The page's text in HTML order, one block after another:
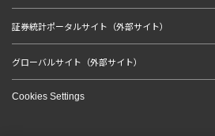
証券統計ポータルサイト（外部サイト）
グローバルサイト（外部サイト）
Cookies Settings